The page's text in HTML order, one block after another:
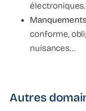
conforme,
nuisances…
Autres